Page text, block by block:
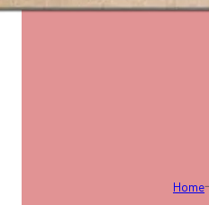
Home